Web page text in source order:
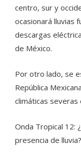
centro, sur y
ocasionará lluvias
descargas
de México.
Por otro lado, se
República
climáticas
Onda Tropical 12:
presencia de lluvia?